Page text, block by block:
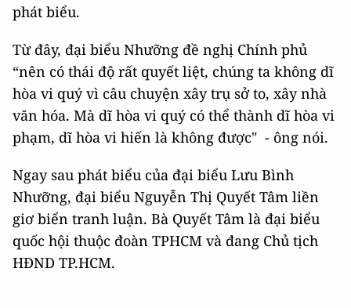
phát biểu.
Từ đây, đại biểu Nhưỡng đề nghị Chính phủ
“nên có thái độ rất quyết liệt, chúng ta không dĩ
hòa vi quý vì câu chuyện xây trụ sở to, xây nhà
văn hóa. Mà dĩ hòa vi quý có thể thành dĩ hòa vi
phạm, dĩ hòa vi hiến là không được" - ông nói.
Ngay sau phát biểu của đại biểu Lưu Bình
Nhưỡng, đại biểu Nguyễn Thị Quyết Tâm liền
giơ biển tranh luận. Bà Quyết Tâm là đại biểu
quốc hội thuộc đoàn TPHCM và đang Chủ tịch
HĐND TP.HCM.